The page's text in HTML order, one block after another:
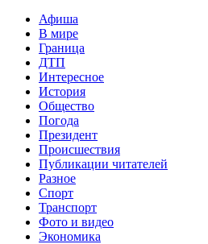
Афиша
В мире
Граница
ДТП
Интересное
История
Общество
Погода
Президент
Происшествия
Публикации читателей
Разное
Спорт
Транспорт
Фото и видео
Экономика